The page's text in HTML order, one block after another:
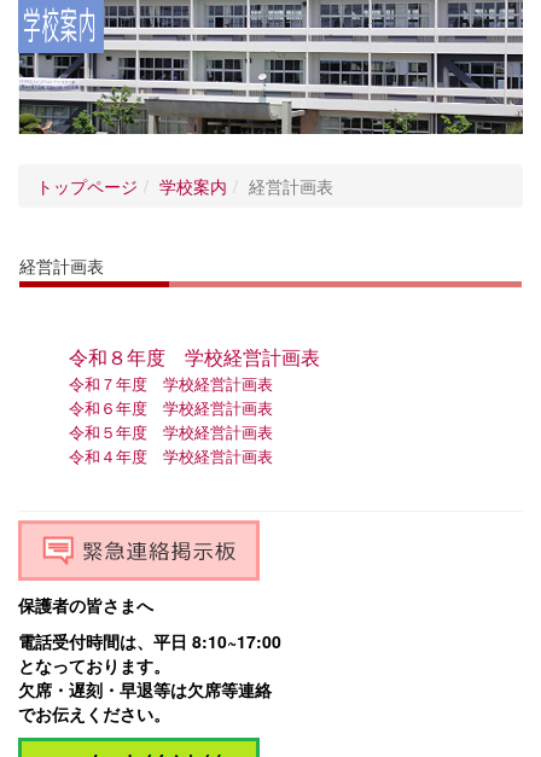
トップページ 学校案内 経営計画表
経営計画表
令和８年度 学校経営計画表
令和７年度 学校経営計画表
令和６年度 学校経営計画表
令和５年度 学校経営計画表
令和４年度 学校経営計画表
保護者の皆さまへ
電話受付時間は、平日 8:10~17:00
となっております。
欠席・遅刻・早退等は欠席等連絡
でお伝えください。